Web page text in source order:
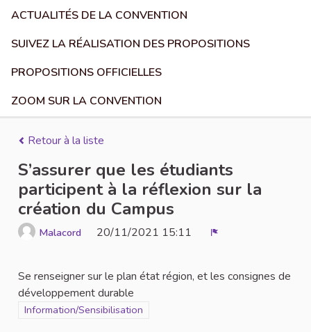
ACTUALITÉS DE LA CONVENTION
SUIVEZ LA RÉALISATION DES PROPOSITIONS
PROPOSITIONS OFFICIELLES
ZOOM SUR LA CONVENTION
Retour à la liste
S’assurer que les étudiants
participent à la réflexion sur la
création du Campus
Malacord 20/11/2021 15:11
Se renseigner sur le plan état région, et les consignes de
développement durable
Filtrer les résultats de la catégorie : Information/Sensibilisation
Information/Sensibilisation